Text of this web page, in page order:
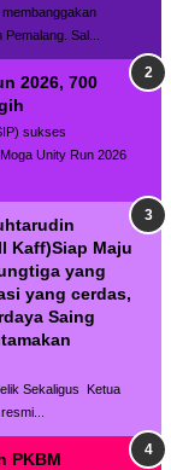
Sal...
2026, 700
sukses
Unity Run 2026
Kaff)Siap Maju
yang
yang cerdas,
Saing
Sekaligus Ketua
PKBM